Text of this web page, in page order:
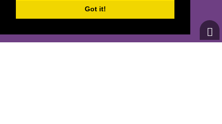
Got it!
INFO@GOTRNYC.ORG